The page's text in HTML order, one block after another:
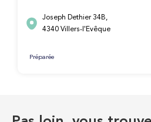
Joseph Dethier 34B,
4340 Villers-l'Evêque
Préparée